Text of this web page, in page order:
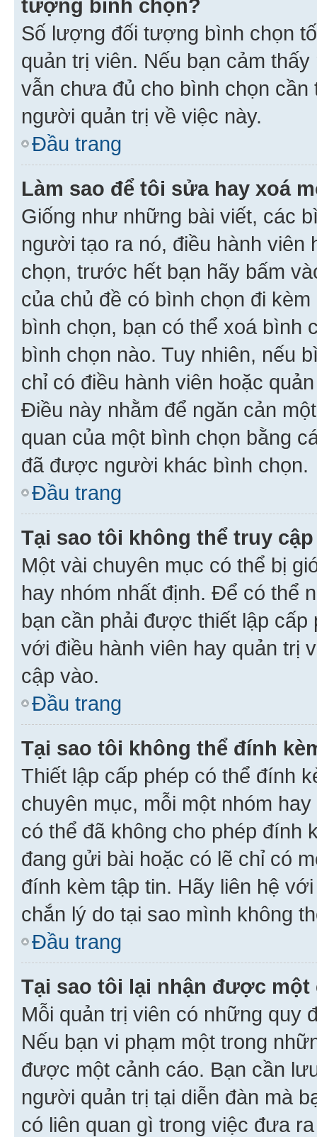
tượng bình chọn?
Số lượng đối tượng bình chọn
quản trị viên. Nếu bạn cảm
vẫn chưa đủ cho bình chọn
người quản trị về việc này.
Đầu trang
Làm sao để tôi sửa hay xoá
Giống như những bài viết, các
người tạo ra nó, điều hành
chọn, trước hết bạn hãy bấm
của chủ đề có bình chọn đi
bình chọn, bạn có thể xoá bình
bình chọn nào. Tuy nhiên, nếu
chỉ có điều hành viên hoặc
Điều này nhằm để ngăn cản
quan của một bình chọn bằng
đã được người khác bình chọn.
Đầu trang
Tại sao tôi không thể truy
Một vài chuyên mục có thể bị
hay nhóm nhất định. Để có thể
bạn cần phải được thiết lập
với điều hành viên hay quản trị
cập vào.
Đầu trang
Tại sao tôi không thể đính
Thiết lập cấp phép có thể đính
chuyên mục, mỗi một nhóm
có thể đã không cho phép đính
đang gửi bài hoặc có lẽ chỉ có
đính kèm tập tin. Hãy liên hệ
chắn lý do tại sao mình không
Đầu trang
Tại sao tôi lại nhận được một
Mỗi quản trị viên có những quy
Nếu bạn vi phạm một trong
được một cảnh cáo. Bạn cần
người quản trị tại diễn đàn mà
có liên quan gì trong việc đưa